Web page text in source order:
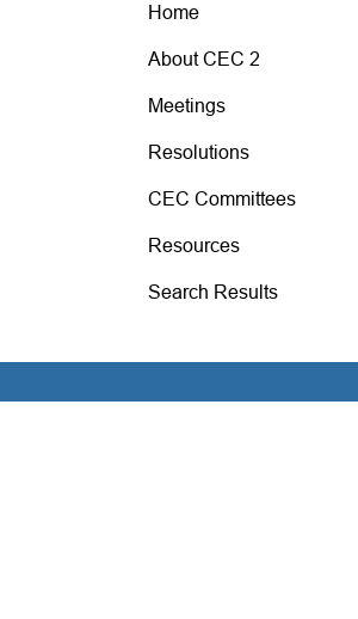
Home
About CEC 2
Meetings
Resolutions
CEC Committees
Resources
Search Results